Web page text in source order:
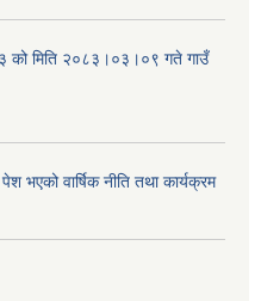
को मिति २०८३।०३।०९ गते गाउँ
वार्षिक नीति तथा कार्यक्रम